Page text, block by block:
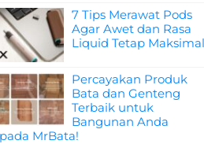
7 Tips Merawat Pods
Agar Awet dan Rasa
Liquid Tetap Maksimal
Percayakan Produk
Bata dan Genteng
Terbaik untuk
Bangunan Anda
MrBata!